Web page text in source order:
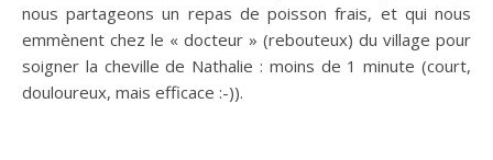
nous partageons un repas de poisson frais, et qui nous
emmènent chez le « docteur » (rebouteux) du village pour
soigner la cheville de Nathalie : moins de 1 minute (court,
douloureux, mais efficace :-)).